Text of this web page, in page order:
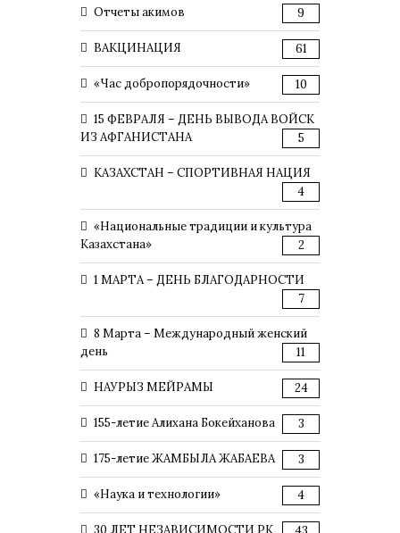
Отчеты акимов 9
ВАКЦИНАЦИЯ 61
«Час добропорядочности» 10
15 ФЕВРАЛЯ – ДЕНЬ ВЫВОДА ВОЙСК
ИЗ АФГАНИСТАНА
5
КАЗАХСТАН – СПОРТИВНАЯ НАЦИЯ
4
«Национальные традиции и культура
Казахстана»
2
1 МАРТА – ДЕНЬ БЛАГОДАРНОСТИ
7
8 Марта – Международный женский
день
11
НАУРЫЗ МЕЙРАМЫ 24
155-летие Алихана Бокейханова 3
175-летие ЖАМБЫЛА ЖАБАЕВА 3
«Наука и технологии» 4
30 ЛЕТ НЕЗАВИСИМОСТИ РК